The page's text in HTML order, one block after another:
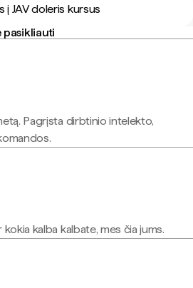
į JAV doleris kursus
pasikliauti
Pagrįsta dirbtinio intelekto,
kalba kalbate, mes čia jums.